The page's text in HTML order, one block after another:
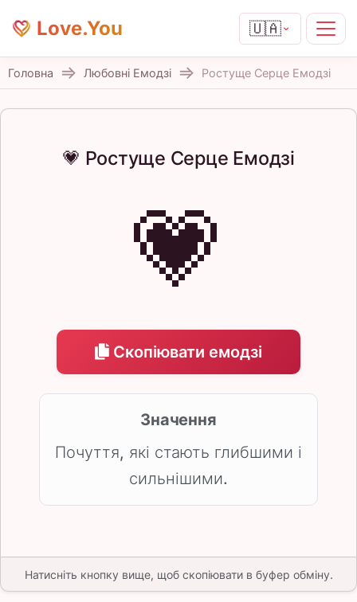
Love.You 🇺🇦
Головна Любовні Емодзі Ростуще Серце Емодзі
💗 Ростуще Серце Емодзі
💗
Скопіювати емодзі
Значення
Почуття, які стають глибшими і
сильнішими.
Натисніть кнопку вище, щоб скопіювати в буфер обміну.